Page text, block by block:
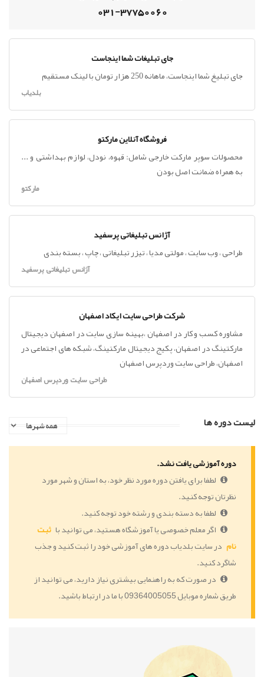
031-37750060
جای تبلیغات شما اینجاست
جای تبلیغ شما اینجاست، ماهانه 250 هزار تومان با لینک مستقیم
بلدیاب
فروشگاه آنلاین مارکتو
محصولات سوپر مارکت خارجی شامل: قهوه، نودل، لوازم بهداشتی و ...
به همراه ضمانت اصل بودن
مارکتو
آژانس تبلیغاتی پرسفید
طراحی ، وب سایت ، مولتی مدیا ، تیزر تبلیغاتی ، چاپ ، بسته بندی
آژانس تبلیغاتی پرسفید
شرکت طراحی سایت ایکاد اصفهان
مشاوره کسب و کار در اصفهان ،بهینه سازی سایت در اصفهان دیجیتال
مارکتینگ در اصفهان، پکیج دیجیتال مارکتینگ، شبکه های اجتماعی در
اصفهان، طراحی سایت وردپرس اصفهان
طراحی سایت وردپرس اصفهان
لیست دوره ها
دوره آموزشی یافت نشد.
لطفا برای یافتن دوره مورد نظر خود، به استان و شهر مورد
نظرتان توجه کنید.
لطفا به دسته بندی و رشته خود توجه کنید.
اگر معلم خصوصی یا آموزشگاه هستید، می توانید با ثبت
نام در سایت بلدیاب دوره های آموزشی خود را ثبت کنید و جذب
شاگرد کنید.
در صورت که به راهنمایی بیشتری نیاز دارید، می توانید از
طریق شماره موبایل 09364005055 با ما در ارتباط باشید.